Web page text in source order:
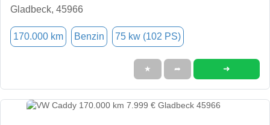
Gladbeck, 45966
170.000 km Benzin 75 kw (102 PS)
★ ➦ ➜